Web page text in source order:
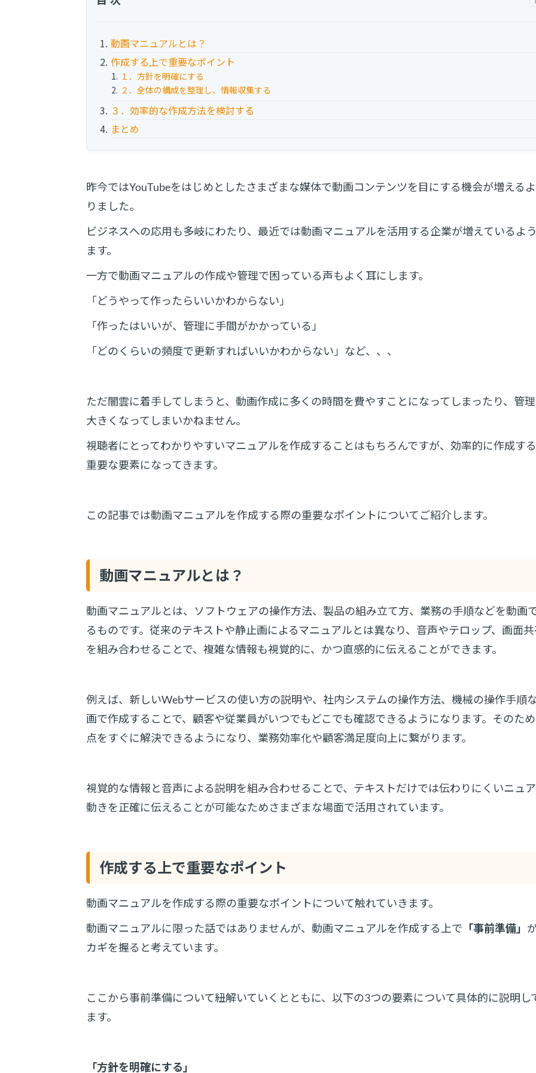
動画マニュアルとは？
作成する上で重要なポイント
１．方針を明確にする
２．全体の構成を整理し、情報収集する
３．効率的な作成方法を検討する
まとめ
昨今ではYouTubeをはじめとしたさまざまな媒体で動画コンテンツを目にする機会が増える
りました。
ビジネスへの応用も多岐にわたり、最近では動画マニュアルを活用する企業が増えているよ
ます。
一方で動画マニュアルの作成や管理で困っている声もよく耳にします。
「どうやって作ったらいいかわからない」
「作ったはいいが、管理に手間がかかっている」
「どのくらいの頻度で更新すればいいかわからない」など、、、
ただ闇雲に着手してしまうと、動画作成に多くの時間を費やすことになってしまったり、管
大きくなってしまいかねません。
視聴者にとってわかりやすいマニュアルを作成することはもちろんですが、効率的に作成す
重要な要素になってきます。
この記事では動画マニュアルを作成する際の重要なポイントについてご紹介します。
動画マニュアルとは？
動画マニュアルとは、ソフトウェアの操作方法、製品の組み立て方、業務の手順などを動画
るものです。従来のテキストや静止画によるマニュアルとは異なり、音声やテロップ、画面
を組み合わせることで、複雑な情報も視覚的に、かつ直感的に伝えることができます。
例えば、新しいWebサービスの使い方の説明や、社内システムの操作方法、機械の操作手順
画で作成することで、顧客や従業員がいつでもどこでも確認できるようになります。そのた
点をすぐに解決できるようになり、業務効率化や顧客満足度向上に繋がります。
視覚的な情報と音声による説明を組み合わせることで、テキストだけでは伝わりにくいニュ
動きを正確に伝えることが可能なためさまざまな場面で活用されています。
作成する上で重要なポイント
動画マニュアルを作成する際の重要なポイントについて触れていきます。
動画マニュアルに限った話ではありませんが、動画マニュアルを作成する上で 「事前準備」
カギを握ると考えています。
ここから事前準備について紐解いていくとともに、以下の3つの要素について具体的に説明し
ます。
「方針を明確にする」